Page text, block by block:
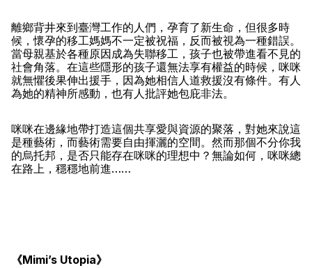
離鄉背井來到臺灣工作的人們，孕育了新生命，但很多時
候，懷孕的移工媽媽不一定被祝福，反而被視為一種錯誤。
當母親基於各種原因成為失聯移工，孩子也被帶進看不見的
社會角落。在這些隱形的孩子還無法享有權益的時候，咪咪
就無懼後果伸出援手，因為她相信人道救援沒有條件。有人
為她的精神所感動，也有人批評她包庇非法。
咪咪在邊緣地帶打造這個共享愛與資源的聚落，對她來說這
是種藝術，而藝術需要自由揮灑的空間。然而那個不分你我
的烏托邦，是否只能存在咪咪的理想中？無論如何，咪咪總
在路上，穩穩地前進……
《Mimi’s Utopia》